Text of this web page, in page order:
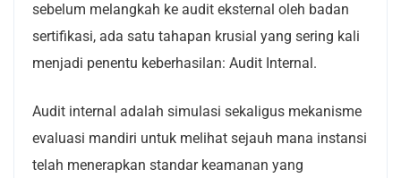
sebelum melangkah ke audit eksternal oleh badan
sertifikasi, ada satu tahapan krusial yang sering kali
menjadi penentu keberhasilan: Audit Internal.
Audit internal adalah simulasi sekaligus mekanisme
evaluasi mandiri untuk melihat sejauh mana instansi
telah menerapkan standar keamanan yang